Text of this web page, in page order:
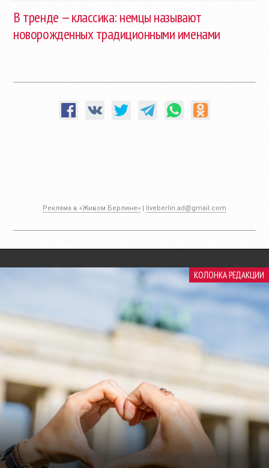
В тренде — классика: немцы называют
новорожденных традиционными именами
Реклама в «Живом Берлине» | liveberlin.ad@gmail.com
КОЛОНКА РЕДАКЦИИ